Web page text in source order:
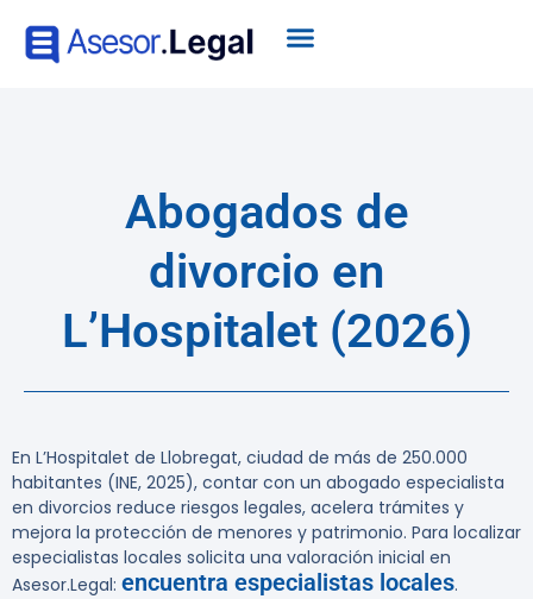
Abogados de
divorcio en
L’Hospitalet (2026)
En L’Hospitalet de Llobregat, ciudad de más de 250.000
habitantes (INE, 2025), contar con un abogado especialista
en divorcios reduce riesgos legales, acelera trámites y
mejora la protección de menores y patrimonio. Para localizar
especialistas locales solicita una valoración inicial en
Asesor.Legal: encuentra especialistas locales.